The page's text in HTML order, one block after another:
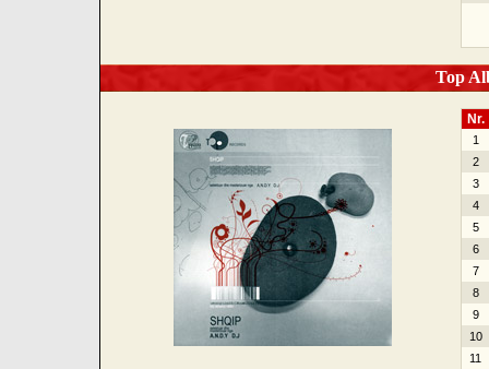
Top
Nr.
1
2
3
4
5
6
7
8
9
10
11